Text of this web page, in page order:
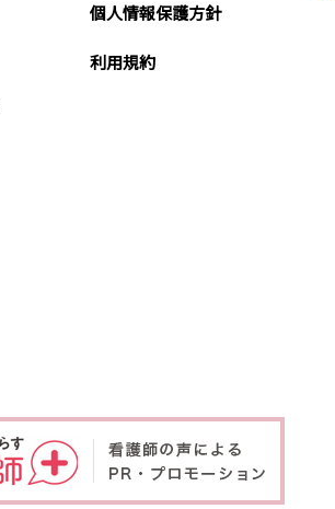
個人情報保護方針
利用規約